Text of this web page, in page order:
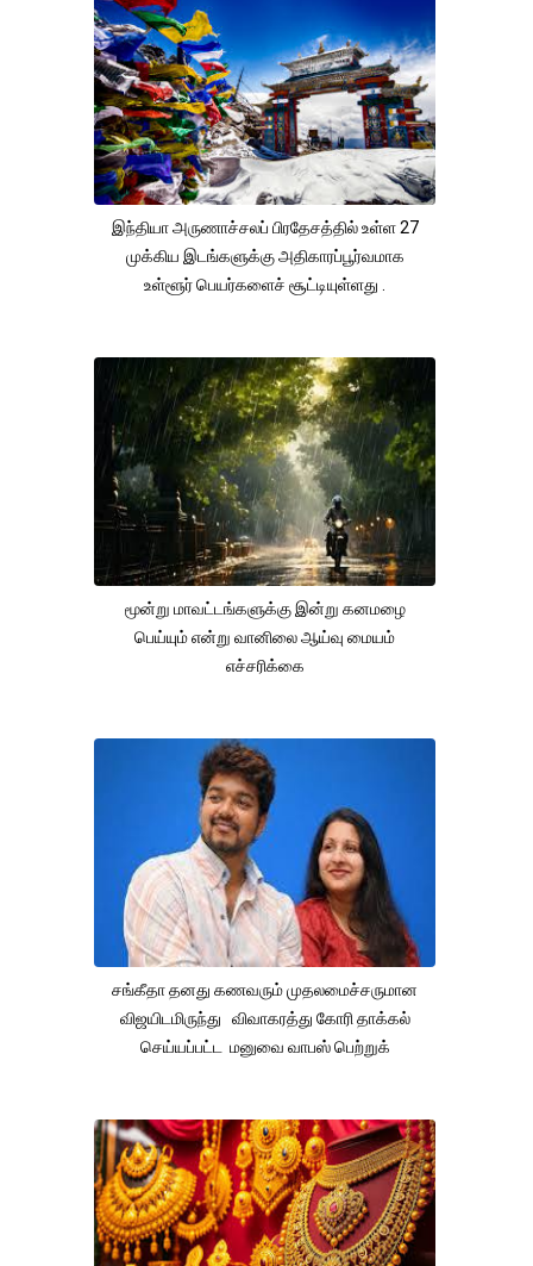
இந்தியா அருணாச்சலப் பிரதேசத்தில் உள்ள 27
முக்கிய இடங்களுக்கு அதிகாரப்பூர்வமாக
உள்ளூர் பெயர்களைச் சூட்டியுள்ளது .
மூன்று மாவட்டங்களுக்கு இன்று கனமழை
பெய்யும் என்று வானிலை ஆய்வு மையம்
எச்சரிக்கை
சங்கீதா தனது கணவரும் முதலமைச்சருமான
விஜயிடமிருந்து விவாகரத்து கோரி தாக்கல்
செய்யப்பட்ட மனுவை வாபஸ் பெற்றுக்